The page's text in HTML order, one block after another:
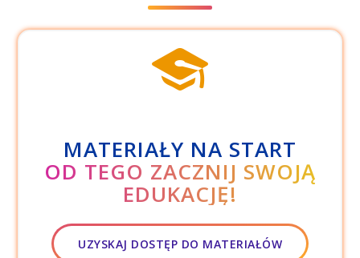
MATERIAŁY NA START
OD TEGO ZACZNIJ SWOJĄ
EDUKACJĘ!
UZYSKAJ DOSTĘP DO MATERIAŁÓW